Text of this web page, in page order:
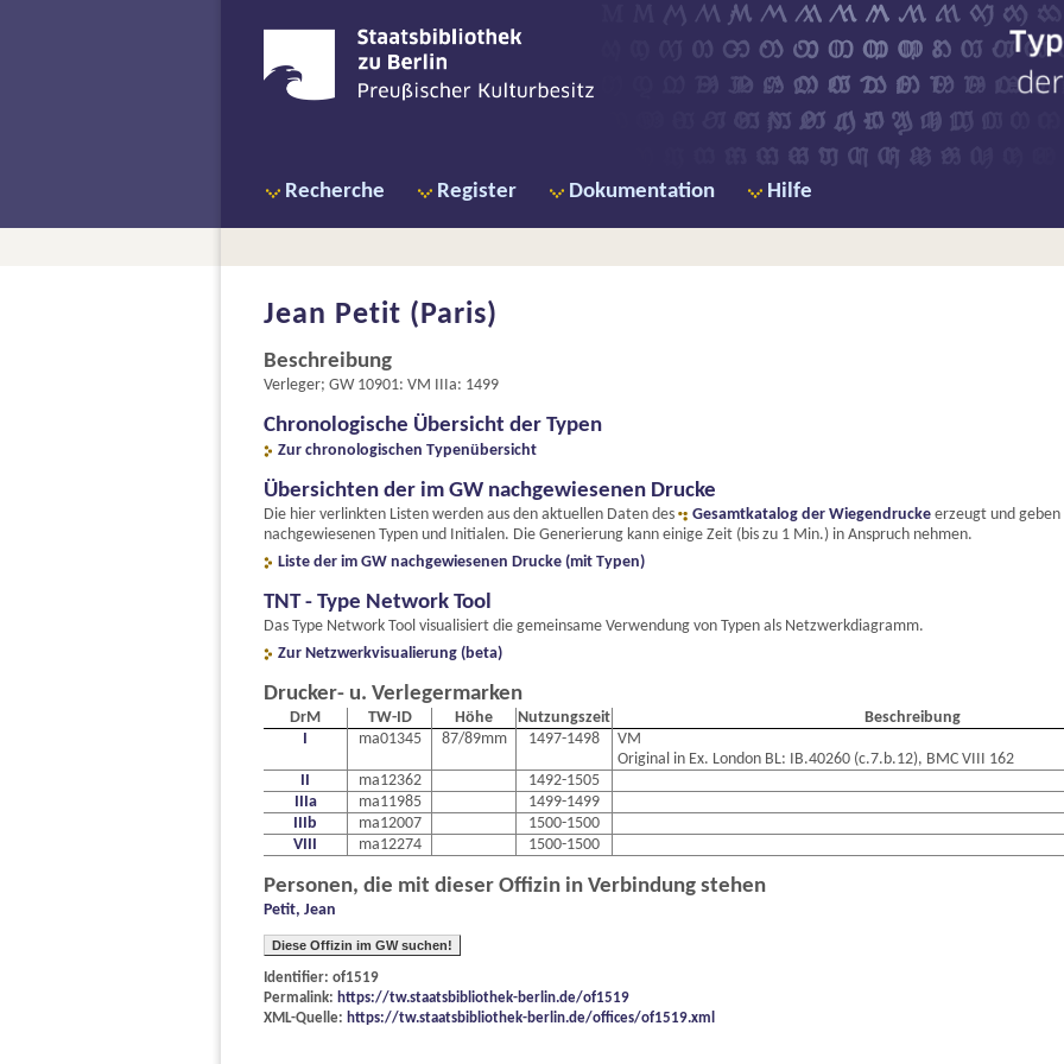
Recherche Register Dokumentation Hilfe
Jean Petit (Paris)
Beschreibung
Verleger; GW 10901: VM IIIa: 1499
Chronologische Übersicht der Typen
Zur chronologischen Typenübersicht
Übersichten der im GW nachgewiesenen Drucke
Die hier verlinkten Listen werden aus den aktuellen Daten des Gesamtkatalog der Wiegendrucke erzeugt und
nachgewiesenen Typen und Initialen. Die Generierung kann einige Zeit (bis zu 1 Min.) in Anspruch nehmen.
Liste der im GW nachgewiesenen Drucke (mit Typen)
TNT - Type Network Tool
Das Type Network Tool visualisiert die gemeinsame Verwendung von Typen als Netzwerkdiagramm.
Zur Netzwerkvisualierung (beta)
Drucker- u. Verlegermarken
DrM TW-ID Höhe Nutzungszeit
Beschreibung
ma01345 87/89mm 1497-1498
VM
Original in Ex. London BL: IB.40260 (c.7.b.12), BMC VIII 162
ma12362
1492-1505
IIIa
ma11985
1499-1499
IIIb
ma12007
1500-1500
VIII
ma12274 1500-1500
Personen, die mit dieser Offizin in Verbindung stehen
Petit, Jean
Diese Offizin im GW suchen!
Identifier: of1519
Permalink: https://tw.staatsbibliothek-berlin.de/of1519
XML-Quelle: https://tw.staatsbibliothek-berlin.de/offices/of1519.xml